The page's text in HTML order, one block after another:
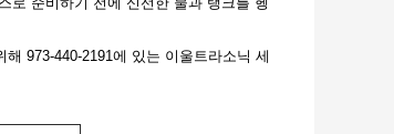
973-440-2191에 있는 이울트라소닉 세